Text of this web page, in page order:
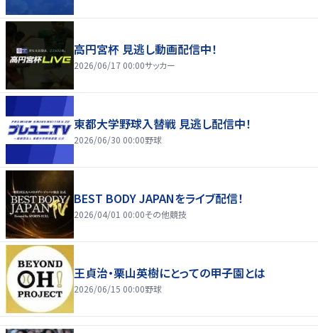
高円宮杯 見逃し動画配信中！
2026/06/17 00:00サッカー
東都大学野球入替戦 見逃し配信中！
2026/06/30 00:00野球
BEST BODY JAPANをライブ配信！
2026/04/01 00:00その他競技
王貞治・栗山英樹にとっての甲子園とは
2026/06/15 00:00野球